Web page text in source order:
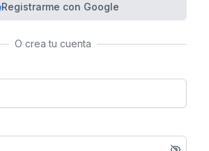
Registrarme con Google
O crea tu cuenta